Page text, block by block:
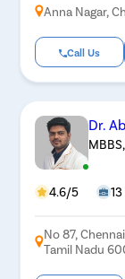
Anna Nagar,
Call Us
Dr.
4.6/5
No 87,
Tamil Nadu